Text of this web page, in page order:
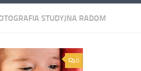
STUDYJNA RADOM
0